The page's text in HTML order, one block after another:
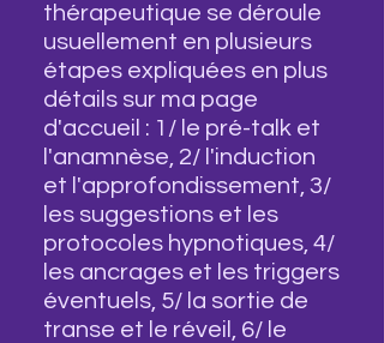
thérapeutique se déroule
usuellement en plusieurs
étapes expliquées en plus
détails sur ma page
d'accueil : 1/ le pré-talk et
l'anamnèse, 2/ l'induction
et l'approfondissement, 3/
les suggestions et les
protocoles hypnotiques, 4/
les ancrages et les triggers
éventuels, 5/ la sortie de
transe et le réveil, 6/ le